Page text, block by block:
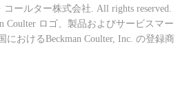
ールター株式会社. All rights reserved.
Coulter ロゴ、製品およびサービスマー
におけるBeckman Coulter, Inc. の登録商